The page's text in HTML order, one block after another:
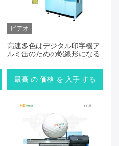
ビデオ
高速多色はデジタル印字機ア
ルミ缶のための螺線形になる
最高 の 価格 を 入手 する